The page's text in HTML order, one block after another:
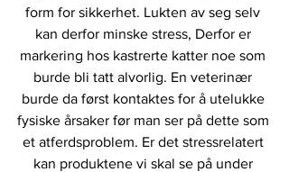
form for sikkerhet. Lukten av seg selv
kan derfor minske stress, Derfor er
markering hos kastrerte katter noe som
burde bli tatt alvorlig. En veterinær
burde da først kontaktes for å utelukke
fysiske årsaker før man ser på dette som
et atferdsproblem. Er det stressrelatert
kan produktene vi skal se på under